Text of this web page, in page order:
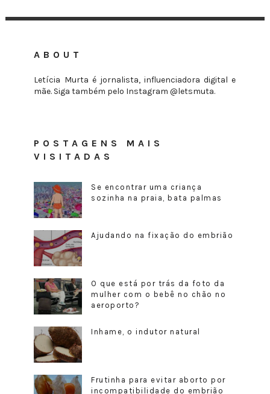
ABOUT
Letícia Murta é jornalista, influenciadora digital e
mãe. Siga também pelo Instagram @letsmuta.
POSTAGENS MAIS
VISITADAS
Se encontrar uma criança
sozinha na praia, bata palmas
Ajudando na fixação do embrião
O que está por trás da foto da
mulher com o bebê no chão no
aeroporto?
Inhame, o indutor natural
Frutinha para evitar aborto por
incompatibilidade do embrião